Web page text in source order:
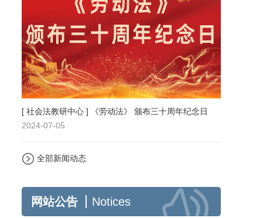
[ 社会法教研中心 ] 《劳动法》 颁布三十周年纪念日
2024-07-05
全部新闻动态
网站公告 Notices